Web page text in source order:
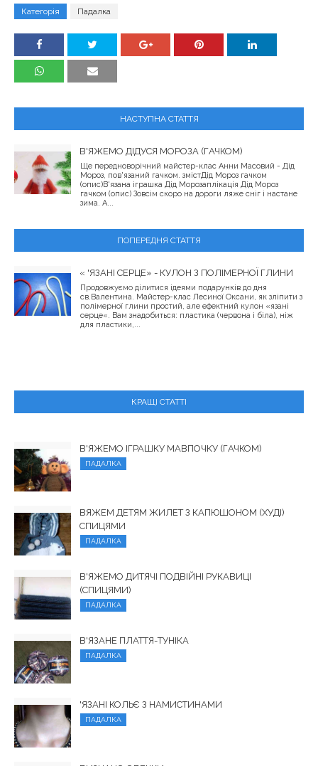
Категорія Падалка
НАСТУПНА СТАТТЯ
В'ЯЖЕМО ДІДУСЯ МОРОЗА (ГАЧКОМ)
Ще передноворічний майстер-клас Анни Масовий - Дід
Мороз, пов'язаний гачком. змістДід Мороз гачком
(опис)В'язана іграшка Дід Морозаплікація Дід Мороз
гачком (опис) Зовсім скоро на дороги ляже сніг і настане
зима. А...
ПОПЕРЕДНЯ СТАТТЯ
« 'ЯЗАНІ СЕРЦЕ» - КУЛОН З ПОЛІМЕРНОЇ ГЛИНИ
Продовжуємо ділитися ідеями подарунків до дня
св.Валентина. Майстер-клас Лесиної Оксани, як зліпити з
полімерної глини простий, але ефектний кулон «язані
серце«. Вам знадобиться: пластика (червона і біла), ніж
для пластики,...
КРАЩІ СТАТТІ
В'ЯЖЕМО ІГРАШКУ МАВПОЧКУ (ГАЧКОМ)
ПАДАЛКА
ВЯЖЕМ ДЕТЯМ ЖИЛЕТ З КАПЮШОНОМ (ХУДІ)
СПИЦЯМИ
ПАДАЛКА
В'ЯЖЕМО ДИТЯЧІ ПОДВІЙНІ РУКАВИЦІ
(СПИЦЯМИ)
ПАДАЛКА
В'ЯЗАНЕ ПЛАТТЯ-ТУНІКА
ПАДАЛКА
'ЯЗАНІ КОЛЬЄ З НАМИСТИНАМИ
ПАДАЛКА